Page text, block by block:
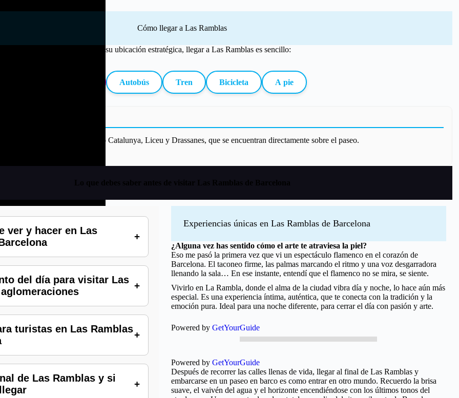
Cómo llegar a Las Ramblas
Gracias a su ubicación estratégica, llegar a Las Ramblas es sencillo:
Autobús Tren Bicicleta A pie
en estaciones clave como Catalunya, Liceu y Drassanes, que se encuentran directamente sobre el paseo.
ver y hacer en Las
del día para visitar Las
turistas en Las Ramblas
de Las Ramblas y si
Experiencias únicas en Las Ramblas de Barcelona
¿Alguna vez has sentido cómo el arte te atraviesa la piel?
Eso me pasó la primera vez que vi un espectáculo flamenco en el corazón de
Barcelona. El taconeo firme, las palmas marcando el ritmo y una voz desgarradora
llenando la sala… En ese instante, entendí que el flamenco no se mira, se siente.
Vivirlo en La Rambla, donde el alma de la ciudad vibra día y noche, lo hace aún más
especial. Es una experiencia íntima, auténtica, que te conecta con la tradición y la
emoción pura. Ideal para una noche diferente, para cerrar el día con pasión y arte.
Powered by GetYourGuide
Powered by GetYourGuide
Después de recorrer las calles llenas de vida, llegar al final de Las Ramblas y
embarcarse en un paseo en barco es como entrar en otro mundo. Recuerdo la brisa
suave, el vaivén del agua y el horizonte encendiéndose con los últimos tonos del